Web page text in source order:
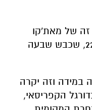
זה של מאת'קו
באביץ', הקרואטי הצעיר בן ה-22, שכבש שבעה
במידה וזה יקרה
הקפריסאי,